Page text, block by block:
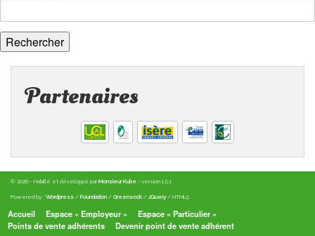
Partenaires
© 2026 - Habillé et développé parMonsieur Kube - version 1.5.1
Powered by : Wordpress / Foundation / Greensock /JQuery/ HTML5
Accueil Espace « Employeur »
Espace « Particulier »
Points de vente adhérents
Devenir point de vente adhérent